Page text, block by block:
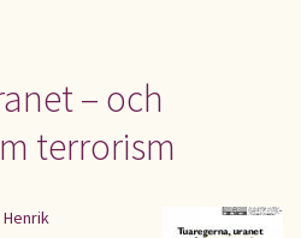
– och
terrorism